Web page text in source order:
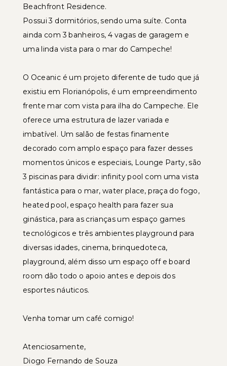
Beachfront Residence.
Possui 3 dormitórios, sendo uma suíte. Conta
ainda com 3 banheiros, 4 vagas de garagem e
uma linda vista para o mar do Campeche!
O Oceanic é um projeto diferente de tudo que já
existiu em Florianópolis, é um empreendimento
frente mar com vista para ilha do Campeche. Ele
oferece uma estrutura de lazer variada e
imbatível. Um salão de festas finamente
decorado com amplo espaço para fazer desses
momentos únicos e especiais, Lounge Party, são
3 piscinas para dividir: infinity pool com uma vista
fantástica para o mar, water place, praça do fogo,
heated pool, espaço health para fazer sua
ginástica, para as crianças um espaço games
tecnológicos e três ambientes playground para
diversas idades, cinema, brinquedoteca,
playground, além disso um espaço off e board
room dão todo o apoio antes e depois dos
esportes náuticos.
Venha tomar um café comigo!
Atenciosamente,
Diogo Fernando de Souza